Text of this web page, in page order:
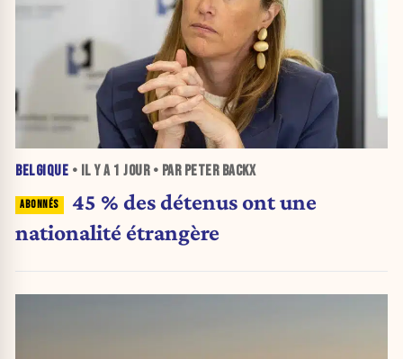
BELGIQUE • IL Y A 1 JOUR• PAR PETER BACKX
45 % des détenus ont une
nationalité étrangère